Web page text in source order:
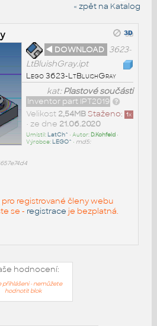
« zpět na Katalog
◄ DOWNLOAD 3623-
LtBluishGray.ipt
Lego 3623-LtBluishGray
kat:Plastové součásti
Inventor part IPT2019
Staženo: 1x
Velikost 2,54MB
• ze dne 21.06.2020
Umístil: LatCh^ • Autor: D.Kohfeld•
Výrobce: LEGO^ • md5:
pro registrované členy webu
se - registrace je bezplatná.
hodnocení:
přihlášeni - nemůžete
hodnotit blok